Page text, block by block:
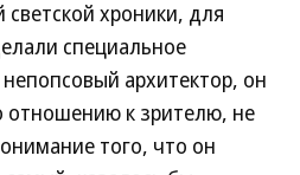
хроники, для
специальное
архитектор, он
к зрителю, не
того, что он